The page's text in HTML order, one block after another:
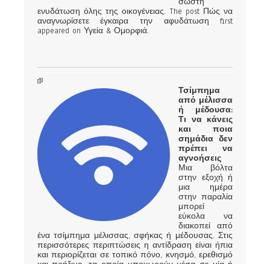
ενυδάτωση όλης της οικογένειας. The post Πώς να
αναγνωρίσετε έγκαιρα την αφυδάτωση first
appeared on Υγεία & Ομορφιά.
Τσίμπημα
από μέλισσα
ή μέδουσα:
Τι να κάνεις
και ποια
σημάδια δεν
πρέπει να
αγνοήσεις
Μια βόλτα
στην εξοχή ή
μια ημέρα
στην παραλία
μπορεί
εύκολα να
διακοπεί από
ένα τσίμπημα μέλισσας, σφήκας ή μέδουσας. Στις
περισσότερες περιπτώσεις η αντίδραση είναι ήπια
και περιορίζεται σε τοπικό πόνο, κνησμό, ερεθισμό